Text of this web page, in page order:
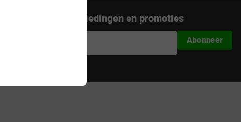
de nieuwste aanbiedingen en promoties
Abonneer